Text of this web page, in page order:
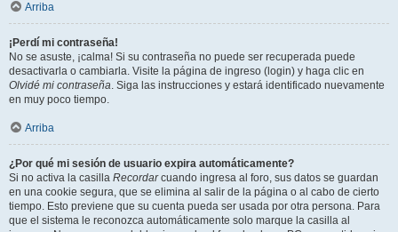
Arriba
¡Perdí mi contraseña!
No se asuste, ¡calma! Si su contraseña no puede ser recuperada puede
desactivarla o cambiarla. Visite la página de ingreso (login) y haga clic en
Olvidé mi contraseña. Siga las instrucciones y estará identificado nuevamente
en muy poco tiempo.
Arriba
¿Por qué mi sesión de usuario expira automáticamente?
Si no activa la casilla Recordarcuando ingresa al foro, sus datos se guardan
en una cookie segura, que se elimina al salir de la página o al cabo de cierto
tiempo. Esto previene que su cuenta pueda ser usada por otra persona. Para
que el sistema le reconozca automáticamente solo marque la casilla al